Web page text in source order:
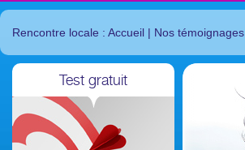
Rencontre locale : Accueil | Nos témoignages
Test gratuit